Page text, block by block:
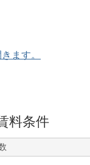
ます。
料条件